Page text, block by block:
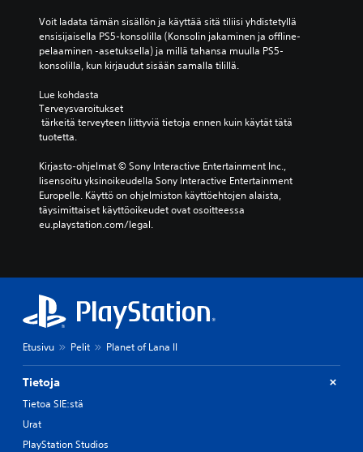
Voit ladata tämän sisällön ja käyttää sitä tiliisi yhdistetyllä
ensisijaisella PS5-konsolilla (Konsolin jakaminen ja offline-
pelaaminen -asetuksella) ja millä tahansa muulla PS5-
konsolilla, kun kirjaudut sisään samalla tilillä.
Lue kohdasta
Terveysvaroitukset
tuotetta.
Kirjasto-ohjelmat © Sony Interactive Entertainment Inc.,
lisensoitu yksinoikeudella Sony Interactive Entertainment
Europelle. Käyttö on ohjelmiston käyttöehtojen alaista,
täysimittaiset käyttöoikeudet ovat osoitteessa
eu.playstation.com/legal.
Etusivu Pelit Planet of Lana II
Tietoja
Tietoa SIE:stä
Urat
PlayStation Studios